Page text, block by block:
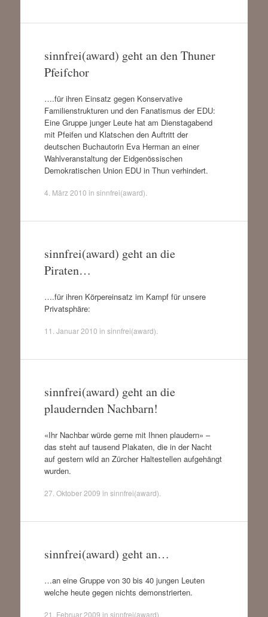
sinnfrei(award) geht an den Thuner
Pfeifchor
….für ihren Einsatz gegen Konservative
Familienstrukturen und den Fanatismus der EDU:
Eine Gruppe junger Leute hat am Dienstagabend
mit Pfeifen und Klatschen den Auftritt der
deutschen Buchautorin Eva Herman an einer
Wahlveranstaltung der Eidgenössischen
Demokratischen Union EDU in Thun verhindert.
4. März 2010 in sinnfrei(award)
sinnfrei(award) geht an die
Piraten…
….für ihren Körpereinsatz im Kampf für unsere
Privatsphäre:
11. Januar 2010 in sinnfrei(award)
sinnfrei(award) geht an die
plaudernden Nachbarn!
«Ihr Nachbar würde gerne mit Ihnen plaudern» –
das steht auf tausend Plakaten, die in der Nacht
auf gestern wild an Zürcher Haltestellen aufgehängt
wurden.
27. Oktober 2009 in sinnfrei(award)
sinnfrei(award) geht an…
…an eine Gruppe von 30 bis 40 jungen Leuten
welche heute gegen nichts demonstrierten.
21. Februar 2009 in sinnfrei(award)